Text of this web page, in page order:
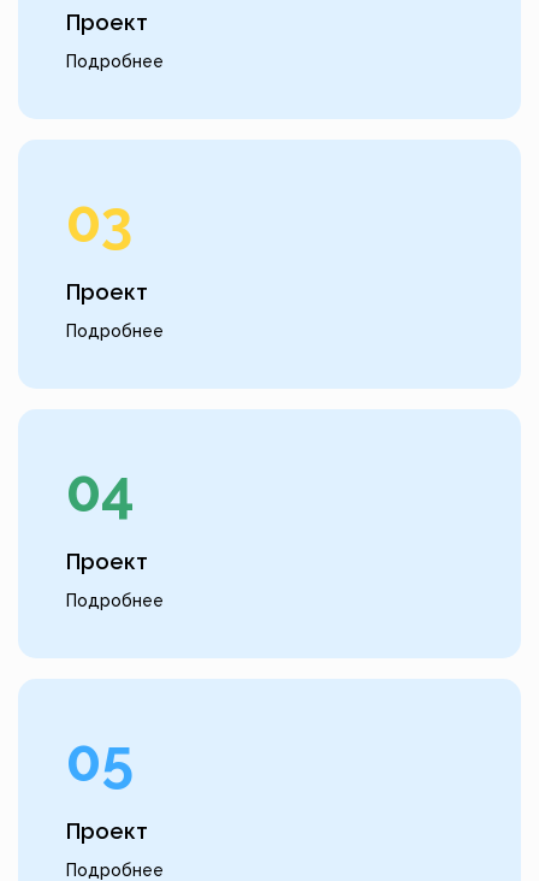
Проект
Подробнее
03
Проект
Подробнее
04
Проект
Подробнее
05
Проект
Подробнее